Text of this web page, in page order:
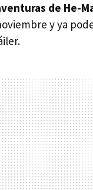
de He-
y ya